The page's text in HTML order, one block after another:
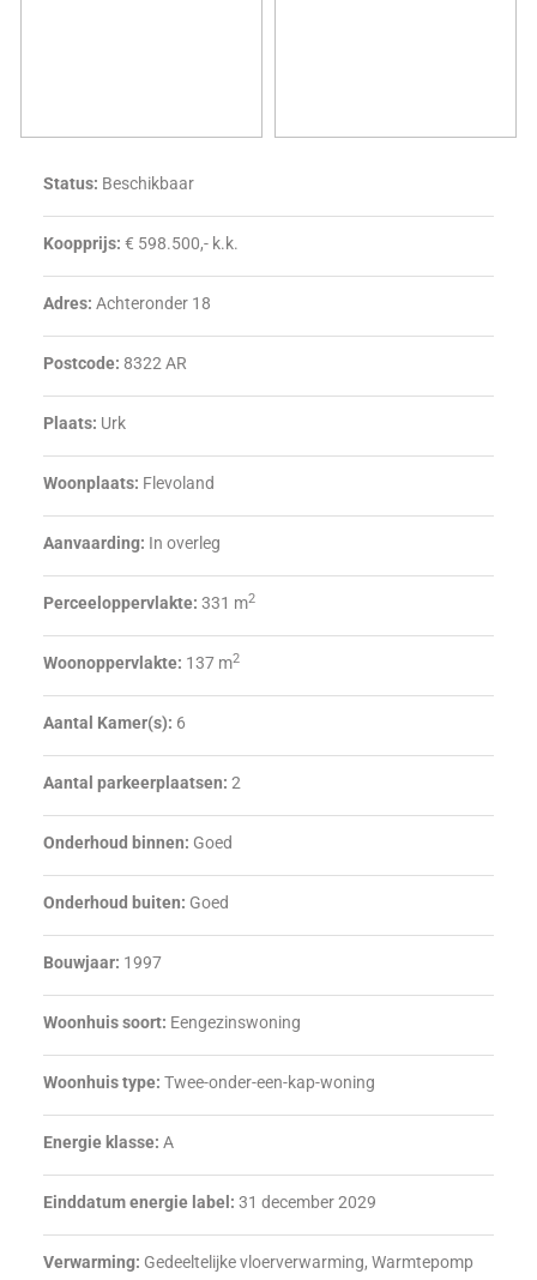
Status: Beschikbaar
Koopprijs: € 598.500,- k.k.
Adres: Achteronder 18
Postcode: 8322 AR
Plaats: Urk
Woonplaats: Flevoland
Aanvaarding: In overleg
Perceeloppervlakte: 331 m2
Woonoppervlakte: 137 m2
Aantal Kamer(s): 6
Aantal parkeerplaatsen: 2
Onderhoud binnen: Goed
Onderhoud buiten: Goed
Bouwjaar: 1997
Woonhuis soort: Eengezinswoning
Woonhuis type: Twee-onder-een-kap-woning
Energie klasse: A
Einddatum energie label: 31 december 2029
Verwarming: Gedeeltelijke vloerverwarming, Warmtepomp